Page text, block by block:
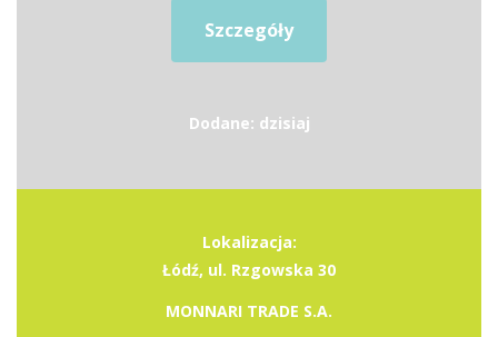
Szczegóły
Dodane: dzisiaj
Lokalizacja:
Łódź, ul. Rzgowska 30
MONNARI TRADE S.A.